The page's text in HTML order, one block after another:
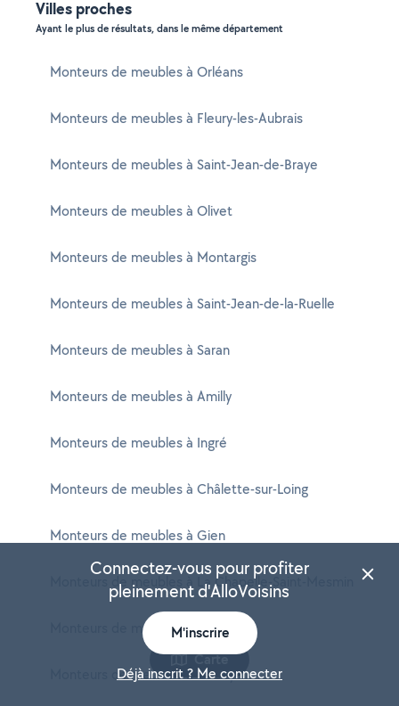
Villes proches
Ayant le plus de résultats, dans le même département
Monteurs de meubles à Orléans
Monteurs de meubles à Fleury-les-Aubrais
Monteurs de meubles à Saint-Jean-de-Braye
Monteurs de meubles à Olivet
Monteurs de meubles à Montargis
Monteurs de meubles à Saint-Jean-de-la-Ruelle
Monteurs de meubles à Saran
Monteurs de meubles à Amilly
Monteurs de meubles à Ingré
Monteurs de meubles à Châlette-sur-Loing
Monteurs de meubles à Gien
Monteurs de meubles à La Chapelle-Saint-Mesmin
Monteurs de meubles à Pithiviers
Monteurs de meubles à Chécy
Carte
Connectez-vous pour profiter
pleinement d'AlloVoisins
M'inscrire
Déjà inscrit ? Me connecter